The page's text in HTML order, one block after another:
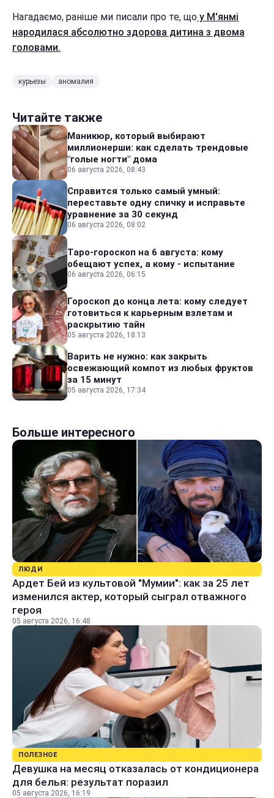
Нагадаємо, раніше ми писали про те, що у М'янмі
народилася абсолютно здорова дитина з двома
головами.
курьезы аномалия
Читайте также
Маникюр, который выбирают
миллионерши: как сделать трендовые
"голые ногти" дома
06 августа 2026, 08:43
Справится только самый умный:
переставьте одну спичку и исправьте
уравнение за 30 секунд
06 августа 2026, 08:02
Таро-гороскоп на 6 августа: кому
обещают успех, а кому - испытание
06 августа 2026, 06:15
Гороскоп до конца лета: кому следует
готовиться к карьерным взлетам и
раскрытию тайн
05 августа 2026, 18:13
Варить не нужно: как закрыть
освежающий компот из любых фруктов
за 15 минут
05 августа 2026, 17:34
Больше интересного
ЛЮДИ
Ардет Бей из культовой "Мумии": как за 25 лет
изменился актер, который сыграл отважного
героя
05 августа 2026, 16:48
ПОЛЕЗНОЕ
Девушка на месяц отказалась от кондиционера
для белья: результат поразил
05 августа 2026, 16:19